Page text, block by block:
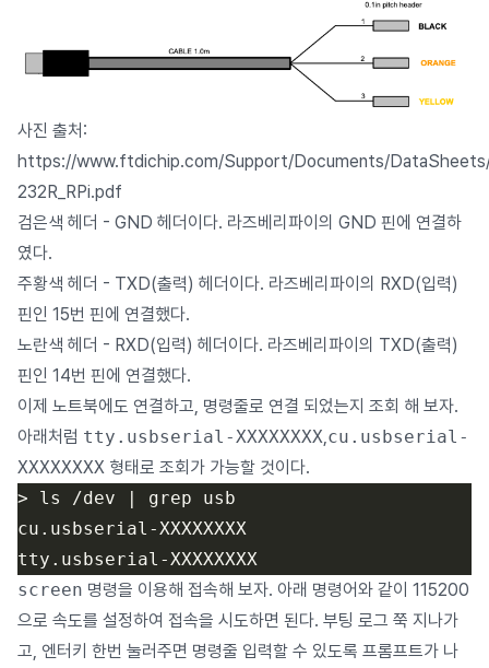
사진 출처:
https://www.ftdichip.com/Support/Documents/
232R_RPi.pdf
검은색 헤더 - GND 헤더이다. 라즈베리파이의 GND 핀에 연결하
였다.
주황색 헤더 - TXD(출력) 헤더이다. 라즈베리파이의 RXD(입력)
핀인 15번 핀에 연결했다.
노란색 헤더 - RXD(입력) 헤더이다. 라즈베리파이의 TXD(출력)
핀인 14번 핀에 연결했다.
이제 노트북에도 연결하고, 명령줄로 연결 되었는지 조회 해 보자.
아래처럼 tty.usbserial-XXXXXXXX,cu.usbserial-
XXXXXXXX 형태로 조회가 가능할 것이다.
screen 명령을 이용해 접속해 보자. 아래 명령어와 같이 115200
으로 속도를 설정하여 접속을 시도하면 된다. 부팅 로그 쭉 지나가
고, 엔터키 한번 눌러주면 명령줄 입력할 수 있도록 프롬프트가 나